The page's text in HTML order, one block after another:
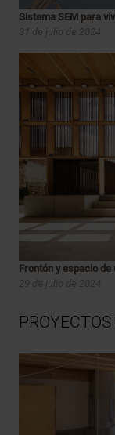
Sistema SEM para
31 de julio de 2024
Frontón y espacio
29 de julio de 2024